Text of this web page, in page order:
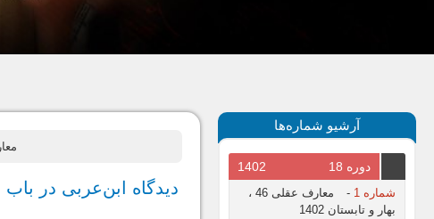
آرشیو شماره‌ها
دوره 18 1402
شماره 1 -
معارف عقلی 46 ،
بهار و تابستان 1402
معارف
دیدگاه ابن‌عربی در